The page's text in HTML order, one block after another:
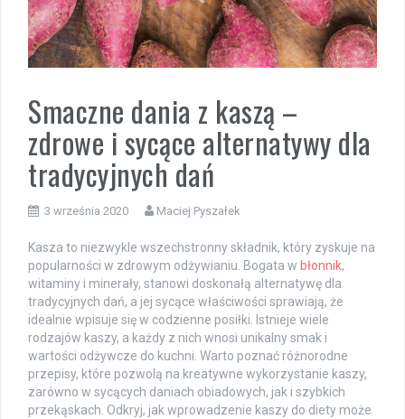
Smaczne dania z kaszą –
zdrowe i sycące alternatywy dla
tradycyjnych dań
3 września 2020 Maciej Pyszałek
Kasza to niezwykle wszechstronny składnik, który zyskuje na
popularności w zdrowym odżywianiu. Bogata w błonnik,
witaminy i minerały, stanowi doskonałą alternatywę dla
tradycyjnych dań, a jej sycące właściwości sprawiają, że
idealnie wpisuje się w codzienne posiłki. Istnieje wiele
rodzajów kaszy, a każdy z nich wnosi unikalny smak i
wartości odżywcze do kuchni. Warto poznać różnorodne
przepisy, które pozwolą na kreatywne wykorzystanie kaszy,
zarówno w sycących daniach obiadowych, jak i szybkich
przekąskach. Odkryj, jak wprowadzenie kaszy do diety może